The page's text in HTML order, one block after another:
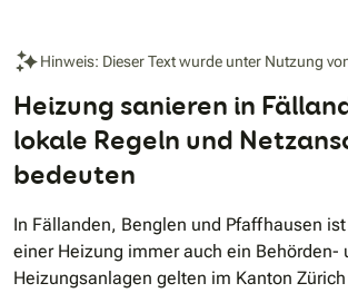
Hinweis: Dieser Text wurde unter Nutzung
Heizung sanieren in
lokale Regeln und
bedeuten
In Fällanden, Benglen und Pfaffhausen
einer Heizung immer auch ein Behörden-
Heizungsanlagen gelten im Kanton